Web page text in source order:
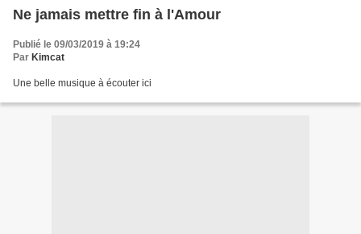
Ne jamais mettre fin à l'Amour
Publié le 09/03/2019 à 19:24
Par Kimcat
Une belle musique à écouter ici